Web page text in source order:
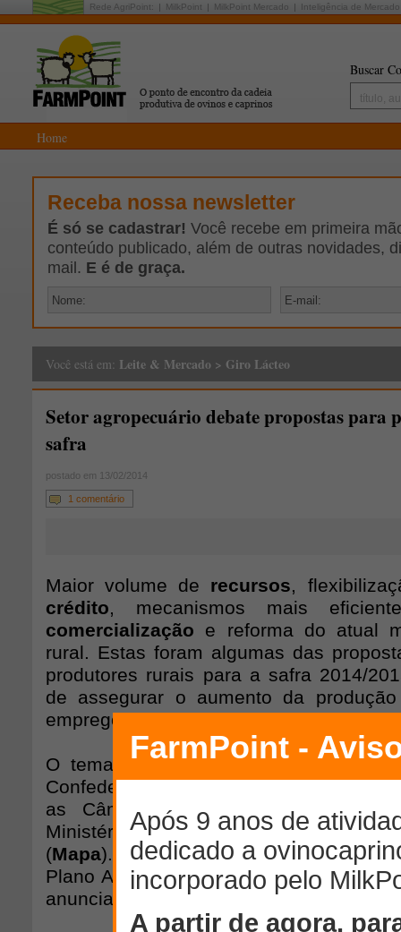
Rede AgriPoint: MilkPoint MilkPoint Mercado Inteligência de Mercado
Buscar
Home
Receba nossa newsletter
É só se cadastrar! Você recebe em primeira
conteúdo publicado, além de outras novidades,
mail. E é de graça.
Você está em: Leite & Mercado > Giro Lácteo
Setor agropecuário debate propostas para
safra
postado em 13/02/2014
1 comentário
Maior volume de recursos,
crédito, mecanismos mais
comercialização e reforma do atual
rural. Estas foram algumas das
produtores rurais para a safra 2014/
de assegurar o aumento da
emprego para o campo.
O tema foi discutido ontem (12/2),
Confederação da Agricultura e
as Câmaras Temáticas de Crédito
Ministério da Agricultura, Pecuária
(Mapa). O objetivo do encontro foi
Plano Agrícola e Pecuário (PAP) 2014/
anunciado em abril pelo governo federal.